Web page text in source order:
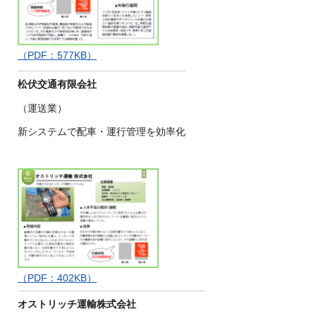
（PDF：577KB）
松伏交通有限会社
（運送業）
新システムで配車・運行管理を効率化
（PDF：402KB）
オストリッチ運輸株式会社